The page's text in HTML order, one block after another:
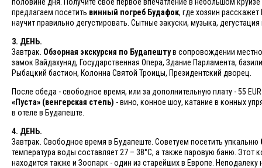
предлагаем посетить винный погреб Будафок, где хозяин
научит правильно дегустировать. Сытные закуски, музыка,
3. ДЕНЬ.
Завтрак. Обзорная экскурсия по Будапештув сопровождении
замок Вайдахуняд, Государственная Опера, Здание Парламента,
Рыбацкий бастион, Колонна Святой Троицы, Президентский дворец.
После обеда - свободное время, или за дополнительную плату - 55
«Пуста» (венгерская степь) - вино, конное шоу, катание в конных
в отеле в Будапеште.
4. ДЕНЬ.
Завтрак. Свободное время в Будапеште. Советуем посетить упкальню
температура воды составляет 27 – 38°C, а также паровую баню.
находится также и Зоопарк - один из старейших в Европе.